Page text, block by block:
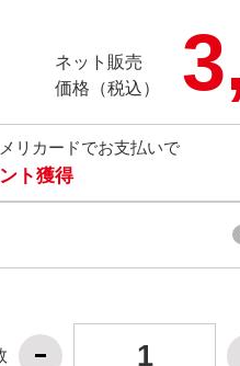
ネット販売
価格（税込）
リカードでお支払いで
ト獲得